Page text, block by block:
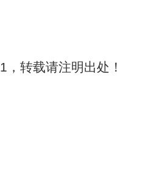
转载请注明出处！